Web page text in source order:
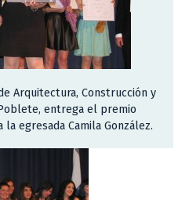
Arquitectura, Construcción y
entrega el premio
egresada Camila González.